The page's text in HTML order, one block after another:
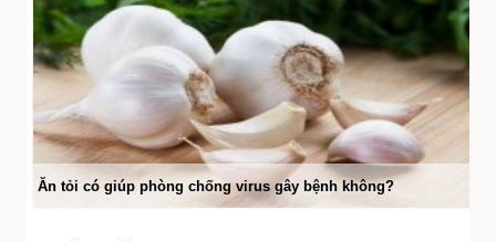
Ăn tỏi có giúp phòng chống virus gây bệnh không?